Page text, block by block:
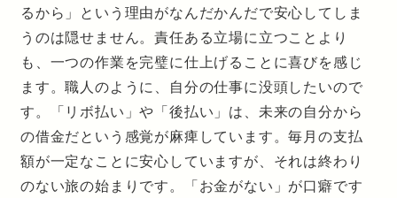
るから」という理由がなんだかんだで安心してしま
うのは隠せません。責任ある立場に立つことより
も、一つの作業を完璧に仕上げることに喜びを感じ
ます。職人のように、自分の仕事に没頭したいので
す。「リボ払い」や「後払い」は、未来の自分から
の借金だという感覚が麻痺しています。毎月の支払
額が一定なことに安心していますが、それは終わり
のない旅の始まりです。「お金がない」が口癖です